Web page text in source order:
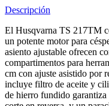
Descripción
El Husqvarna TS 217TM
un potente motor para
asiento ajustable ofrecen
compartimentos para
cm con ajuste asistido por
incluye filtro de aceite y
de hierro fundido